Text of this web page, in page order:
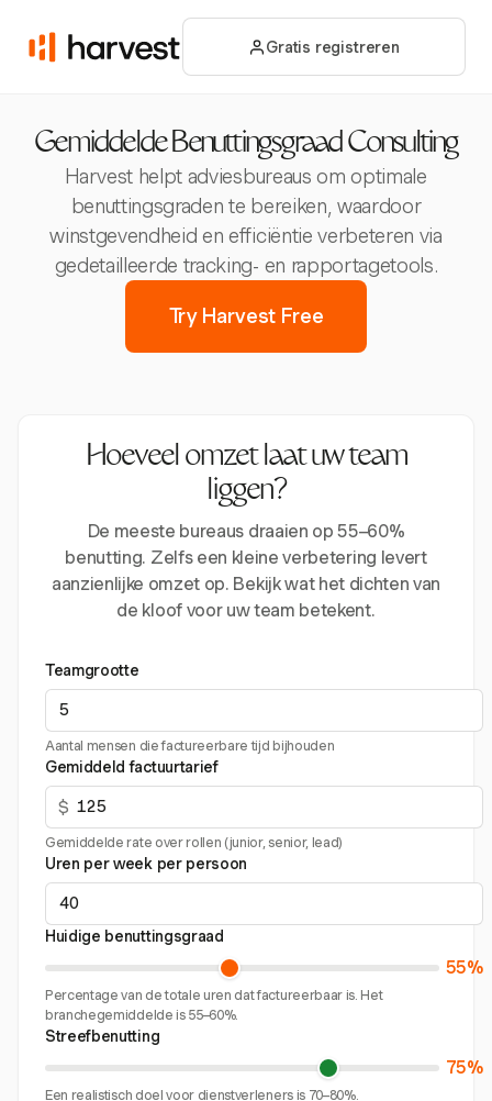
Gratis registreren
Gemiddelde Benuttingsgraad Consulting
Harvest helpt adviesbureaus om optimale
benuttingsgraden te bereiken, waardoor
winstgevendheid en efficiëntie verbeteren via
gedetailleerde tracking- en rapportagetools.
Try Harvest Free
Hoeveel omzet laat uw team
liggen?
De meeste bureaus draaien op 55–60%
benutting. Zelfs een kleine verbetering levert
aanzienlijke omzet op. Bekijk wat het dichten van
de kloof voor uw team betekent.
Teamgrootte
Aantal mensen die factureerbare tijd bijhouden
Gemiddeld factuurtarief
$
Gemiddelde rate over rollen (junior, senior, lead)
Uren per week per persoon
Huidige benuttingsgraad
55%
Percentage van de totale uren dat factureerbaar is. Het
branchegemiddelde is 55–60%.
Streefbenutting
75%
Een realistisch doel voor dienstverleners is 70–80%.